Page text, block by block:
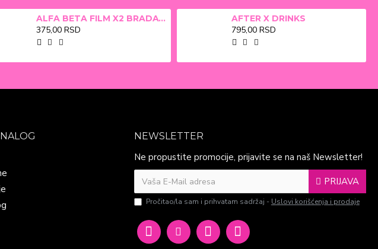
ALFA BETA FILM X2 BRADAVICE, KURJE OKO 15ml
375,00 RSD
AFTER X DRINKS
795,00 RSD
NEWSLETTER
Ne propustite promocije, prijavite se na naš Newsletter!
PRIJAVA
Pročitao/la sam i prihvatam sadržaj - Uslovi korišćenja i prodaje